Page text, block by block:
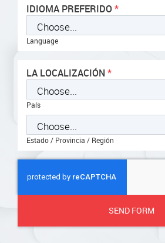
IDIOMA PREFERIDO
Language
LA LOCALIZACIÓN
País
Estado / Provincia / Región